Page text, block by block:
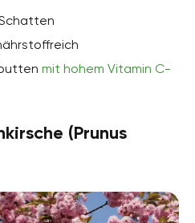
mit hohem Vitamin C-
(Prunus